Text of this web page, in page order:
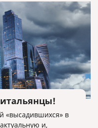
«высадившихся» в
и,